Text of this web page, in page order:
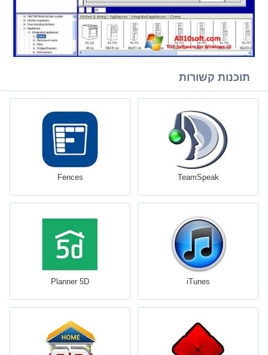
תוכנות קשורות
TeamSpeak
Fences
iTunes
Planner 5D